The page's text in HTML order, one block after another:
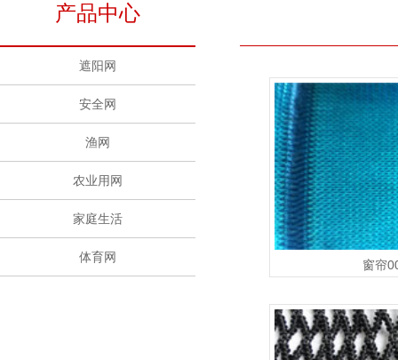
产品中心
遮阳网
安全网
渔网
农业用网
家庭生活
体育网
窗帘